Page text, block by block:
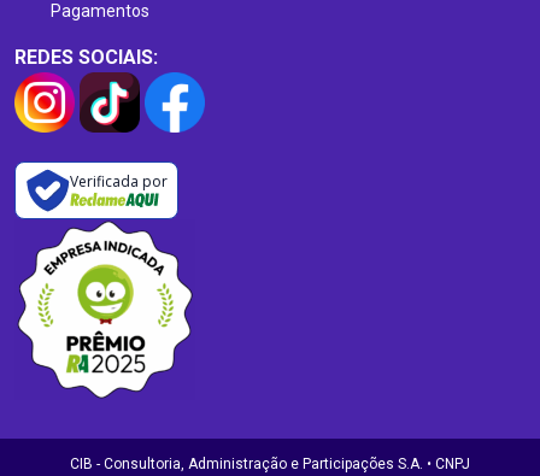
Pagamentos
REDES SOCIAIS:
Verificada por
CIB - Consultoria, Administração e Participações S.A. • CNPJ